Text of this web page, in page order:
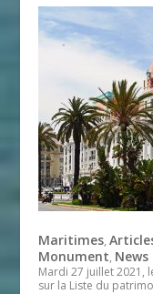
Maritimes,
Monument,
Mardi 27 juillet 2021,
sur la Liste du